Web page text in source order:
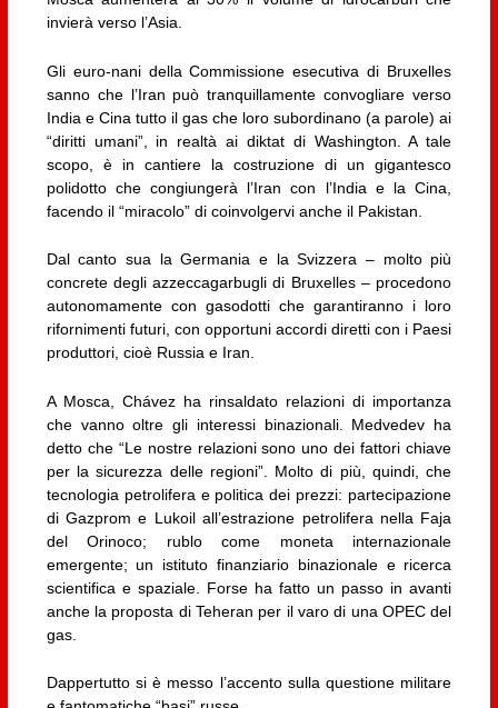
invierà verso l’Asia.
Gli euro-nani della Commissione esecutiva di Bruxelles
sanno che l’Iran può tranquillamente convogliare verso
India e Cina tutto il gas che loro subordinano (a parole) ai
“diritti umani”, in realtà ai diktat di Washington. A tale
scopo, è in cantiere la costruzione di un gigantesco
polidotto che congiungerà l’Iran con l’India e la Cina,
facendo il “miracolo” di coinvolgervi anche il Pakistan.
Dal canto sua la Germania e la Svizzera – molto più
concrete degli azzeccagarbugli di Bruxelles – procedono
autonomamente con gasodotti che garantiranno i loro
rifornimenti futuri, con opportuni accordi diretti con i Paesi
produttori, cioè Russia e Iran.
A Mosca, Chávez ha rinsaldato relazioni di importanza
che vanno oltre gli interessi binazionali. Medvedev ha
detto che “Le nostre relazioni sono uno dei fattori chiave
per la sicurezza delle regioni”. Molto di più, quindi, che
tecnologia petrolifera e politica dei prezzi: partecipazione
di Gazprom e Lukoil all’estrazione petrolifera nella Faja
del Orinoco; rublo come moneta internazionale
emergente; un istituto finanziario binazionale e ricerca
scientifica e spaziale. Forse ha fatto un passo in avanti
anche la proposta di Teheran per il varo di una OPEC del
gas.
Dappertutto si è messo l’accento sulla questione militare